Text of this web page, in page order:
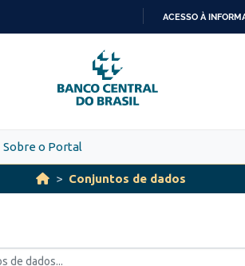
PARA
O
CONTEÚDO
ACESSO À
Sobre o Portal
Conjuntos de dados